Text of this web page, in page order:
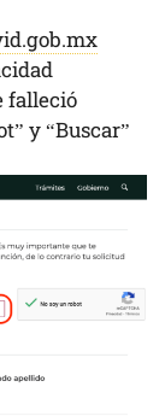
falleció
y “Buscar”